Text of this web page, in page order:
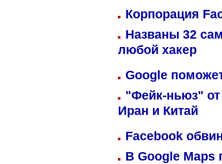
Корпорация
Названы 32
любой хакер
Google
"Фейк-ньюз" от
Иран и Китай
Facebook
В Google Maps